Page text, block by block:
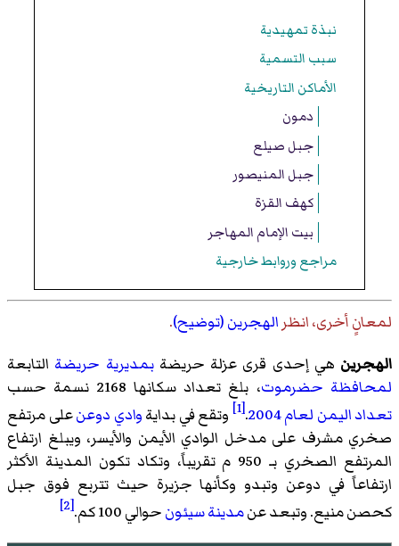
نبذة تمهيدية
سبب التسمية
الأماكن التاريخية
دمون
جبل صيلع
جبل المنيصور
كهف القزة
بيت الإمام المهاجر
مراجع وروابط خارجية
لمعانٍ أخرى، انظر الهجرين (توضيح).
الهجرين هي إحدى قرى عزلة حريضة بمديرية حريضة التابعة
لمحافظة حضرموت، بلغ تعداد سكانها 2168 نسمة حسب
تعداد اليمن لعام 2004
.
[1] وتقع في بدايةوادي دوعنعلى مرتفع
صخري مشرف على مدخل الوادي الأيمن والأيسر، ويبلغ ارتفاع
المرتفع الصخري بـ 950 م تقريباً، وتكاد تكون المدينة الأكثر
ارتفاعاً في دوعن وتبدو وكأنها جزيرة حيث تتربع فوق جبل
كحصن منيع. وتبعد عنمدينة سيئونحوالي 100 كم. [2]